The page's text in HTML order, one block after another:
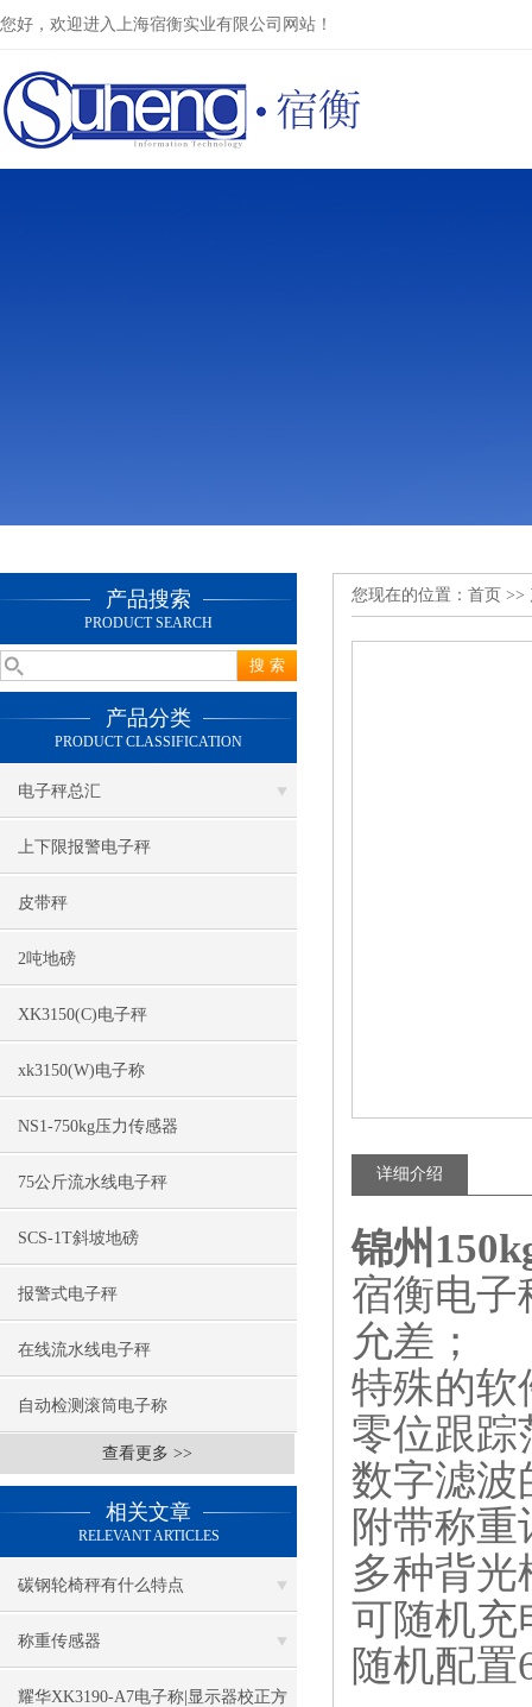
您好，欢迎进入上海宿衡实业有限公司网站！
产品搜索
PRODUCT SEARCH
产品分类
PRODUCT CLASSIFICATION
电子秤总汇
上下限报警电子秤
皮带秤
2吨地磅
XK3150(C)电子秤
xk3150(W)电子称
NS1-750kg压力传感器
75公斤流水线电子秤
SCS-1T斜坡地磅
报警式电子秤
在线流水线电子秤
自动检测滚筒电子称
查看更多 >>
相关文章
RELEVANT ARTICLES
碳钢轮椅秤有什么特点
称重传感器
耀华XK3190-A7电子称|显示器校正方
您现在的位置： 首页 >>
详细介绍
锦州
宿衡电子
允差；
特殊的软
零位跟踪
数字滤波
附带称
多种背
可随机充
随机配置